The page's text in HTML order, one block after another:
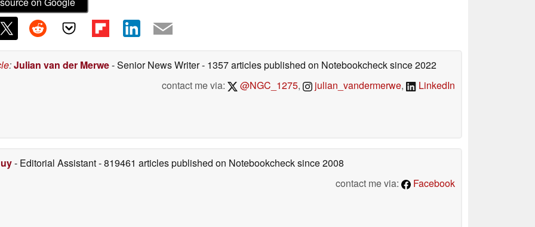
:Julian van der Merwe- Senior News Writer- 1357 articles published on Notebookchecksince 2022
contact me via:
@NGC_1275, julian_vandermerwe, LinkedIn
- Editorial Assistant- 819461 articles published on Notebookchecksince 2008
contact me via:
Facebook